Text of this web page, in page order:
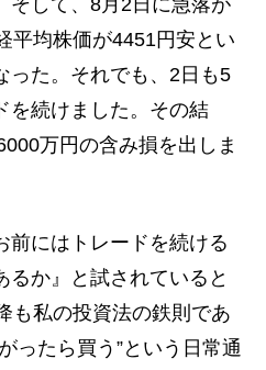
平均株価が4451円安とい
った。それでも、2日も5
を続けました。その結
万円の含み損を出しま
にはトレードを続ける
るか』と試されていると
も私の投資法の鉄則であ
ったら買う”という日常通